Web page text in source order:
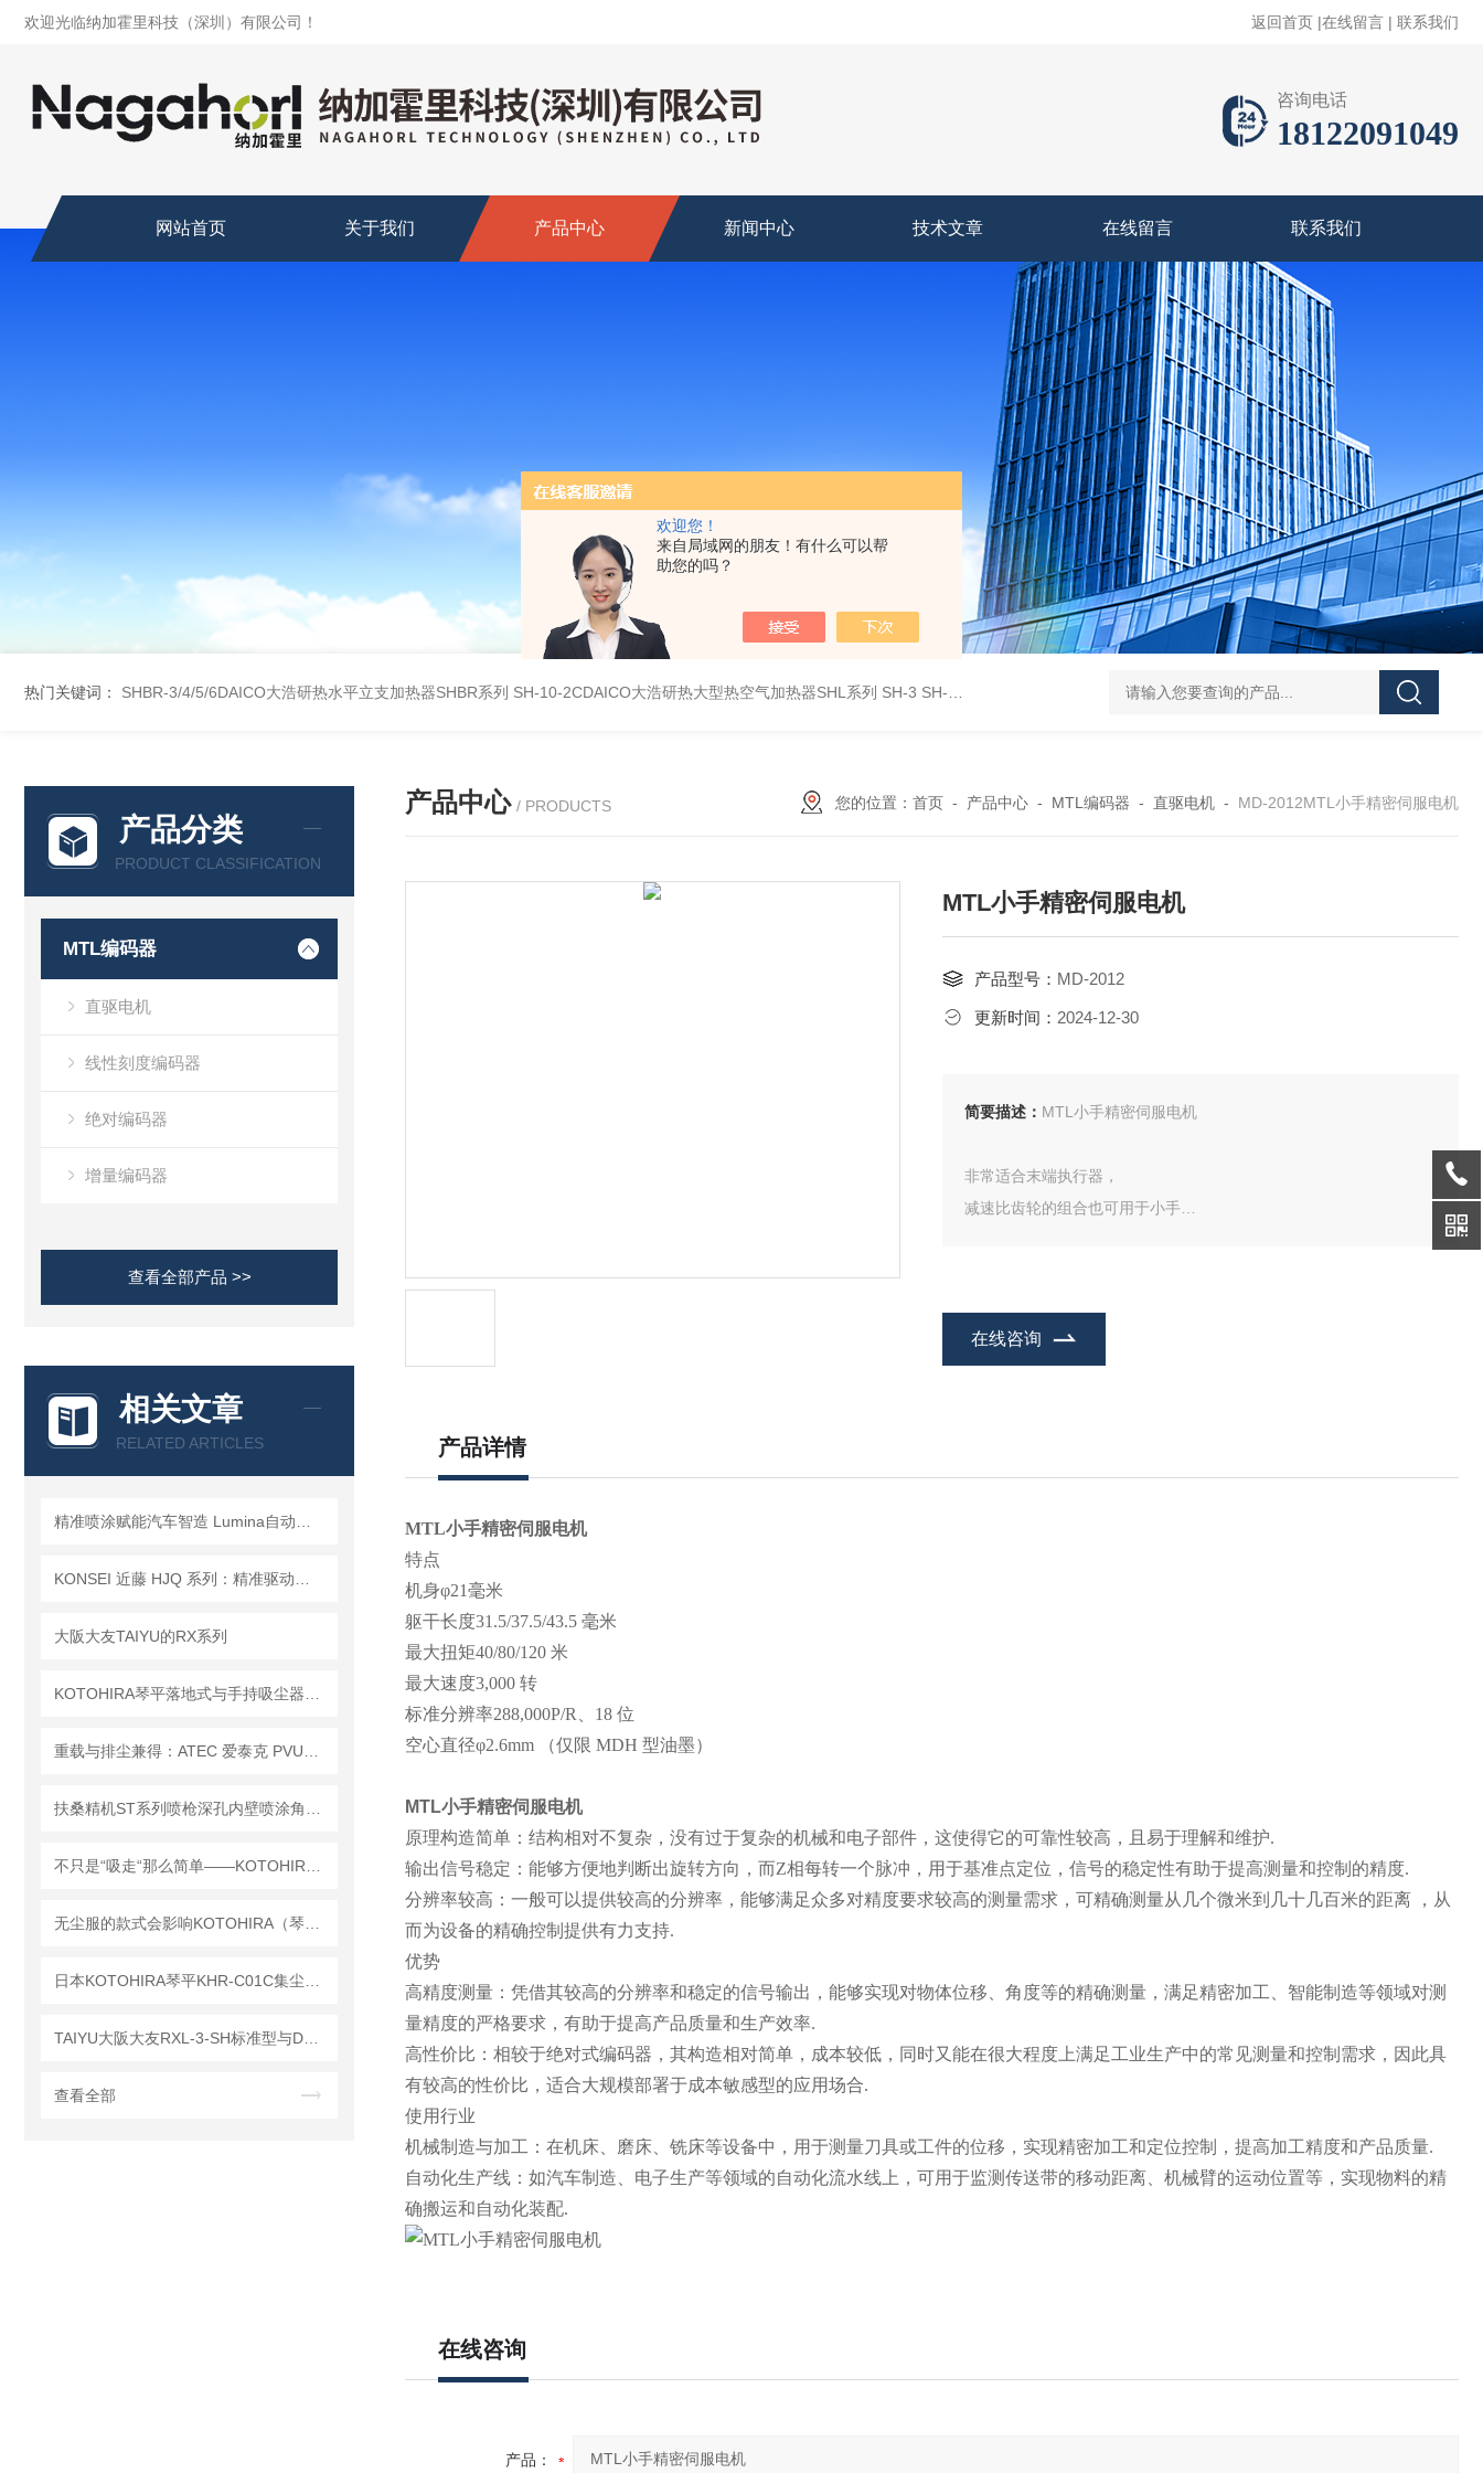
欢迎您！
来自局域网的朋友！有什么可以帮
助您的吗？
欢迎光临纳加霍里科技（深圳）有限公司！ 返回首页 |在线留言 | 联系我们
咨询电话
18122091049
网站首页 关于我们 产品中心 新闻中心 技术文章 在线留言 联系我们
热门关键词： SHBR-3/4/5/6DAICO大浩研热水平立支加热器SHBR系列 SH-10-2CDAICO大浩研热大型热空气加热器SHL系列 SH-3 SH-4DAICO大浩研热水平热空气产生加热器SH系列 L-00/01/02/03DAICO大浩研
产品分类
PRODUCT CLASSIFICATION
MTL编码器
直驱电机
线性刻度编码器
绝对编码器
增量编码器
查看全部产品 >>
相关文章
RELATED ARTICLES
大阪大友TAIYU的RX系列
查看全部
产品中心 / PRODUCTS 您的位置： 首页 - 产品中心 - MTL编码器 - 直驱电机 - MD-2012MTL小手精密伺服电机
MTL小手精密伺服电机
产品型号： MD-2012
更新时间： 2024-12-30
简要描述： MTL小手精密伺服电机
非常适合末端执行器，
减速比齿轮的组合也可用于小手
在线咨询
产品详情
MTL小手精密伺服电机
特点
机身φ21毫米
躯干长度31.5/37.5/43.5 毫米
最大扭矩40/80/120 米
最大速度3,000 转
标准分辨率288,000P/R、18 位
空心直径φ2.6mm （仅限 MDH 型油墨）
MTL小手精密伺服电机
原理构造简单：结构相对不复杂，没有过于复杂的机械和电子部件，这使得它的可靠性较高，且易于理解和维护.
输出信号稳定：能够方便地判断出旋转方向，而Z相每转一个脉冲，用于基准点定位，信号的稳定性有助于提高测量和控制的精度.
分辨率较高：一般可以提供较高的分辨率，能够满足众多对精度要求较高的测量需求，可精确测量从几个微米到几十几百米的距离 ，从
而为设备的精确控制提供有力支持.
优势
高精度测量：凭借其较高的分辨率和稳定的信号输出，能够实现对物体位移、角度等的精确测量，满足精密加工、智能制造等领域对测
量精度的严格要求，有助于提高产品质量和生产效率.
高性价比：相较于绝对式编码器，其构造相对简单，成本较低，同时又能在很大程度上满足工业生产中的常见测量和控制需求，因此具
有较高的性价比，适合大规模部署于成本敏感型的应用场合.
使用行业
机械制造与加工：在机床、磨床、铣床等设备中，用于测量刀具或工件的位移，实现精密加工和定位控制，提高加工精度和产品质量.
自动化生产线：如汽车制造、电子生产等领域的自动化流水线上，可用于监测传送带的移动距离、机械臂的运动位置等，实现物料的精
确搬运和自动化装配.
在线咨询
产品：